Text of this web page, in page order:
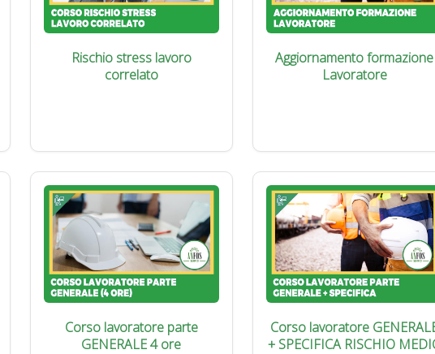
Rischio stress lavoro
correlato
Aggiornamento formazione
Lavoratore
Corso lavoratore parte
GENERALE 4 ore
Corso lavoratore
+ SPECIFICA RISCHIO